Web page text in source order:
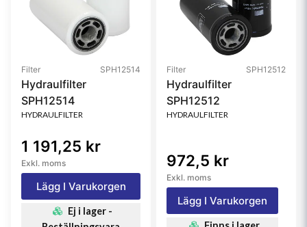
Filter SPH12514
Hydraulfilter
SPH12514
HYDRAULFILTER
1 191,25 kr
Exkl. moms
Lägg I Varukorgen
Ej i lager -
Filter SPH12512
Hydraulfilter
SPH12512
HYDRAULFILTER
972,5 kr
Exkl. moms
Lägg I Varukorgen